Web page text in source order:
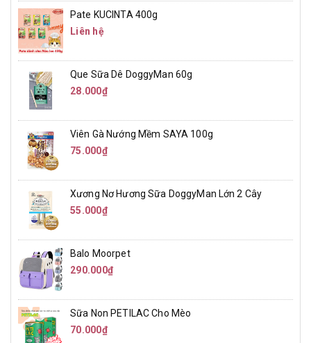
Pate KUCINTA 400g
Liên hệ
Que Sữa Dê DoggyMan 60g
28.000₫
Viên Gà Nướng Mềm SAYA 100g
75.000₫
Xương Nơ Hương Sữa DoggyMan Lớn 2 Cây
55.000₫
Balo Moorpet
290.000₫
Sữa Non PETILAC Cho Mèo
70.000₫